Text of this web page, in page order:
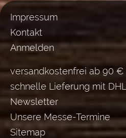
Impressum
Kontakt
Anmelden
versandkostenfrei ab 90 €
schnelle Lieferung mit DHL
Newsletter
Unsere Messe-Termine
Sitemap